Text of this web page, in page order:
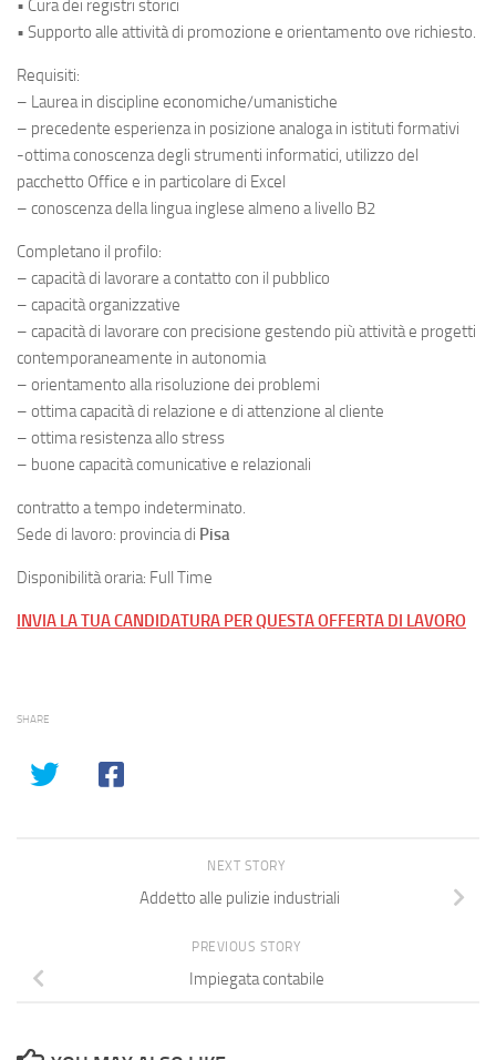
• Cura dei registri storici
• Supporto alle attività di promozione e orientamento ove richiesto.
Requisiti:
– Laurea in discipline economiche/umanistiche
– precedente esperienza in posizione analoga in istituti formativi
-ottima conoscenza degli strumenti informatici, utilizzo del
pacchetto Office e in particolare di Excel
– conoscenza della lingua inglese almeno a livello B2
Completano il profilo:
– capacità di lavorare a contatto con il pubblico
– capacità organizzative
– capacità di lavorare con precisione gestendo più attività e progetti
contemporaneamente in autonomia
– orientamento alla risoluzione dei problemi
– ottima capacità di relazione e di attenzione al cliente
– ottima resistenza allo stress
– buone capacità comunicative e relazionali
contratto a tempo indeterminato.
Sede di lavoro: provincia di Pisa
Disponibilità oraria: Full Time
INVIA LA TUA CANDIDATURA PER QUESTA OFFERTA DI LAVORO
SHARE
NEXT STORY
Addetto alle pulizie industriali
PREVIOUS STORY
Impiegata contabile